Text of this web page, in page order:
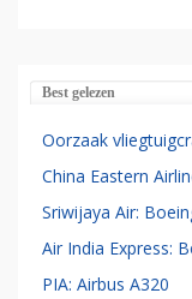
Best gelezen
Oorzaak
China Eastern
Sriwijaya Air:
Air India Express:
PIA: Airbus A320